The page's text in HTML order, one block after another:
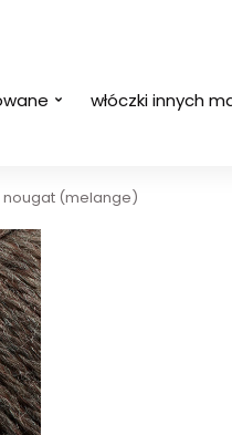
włóczki innych
nougat (melange)